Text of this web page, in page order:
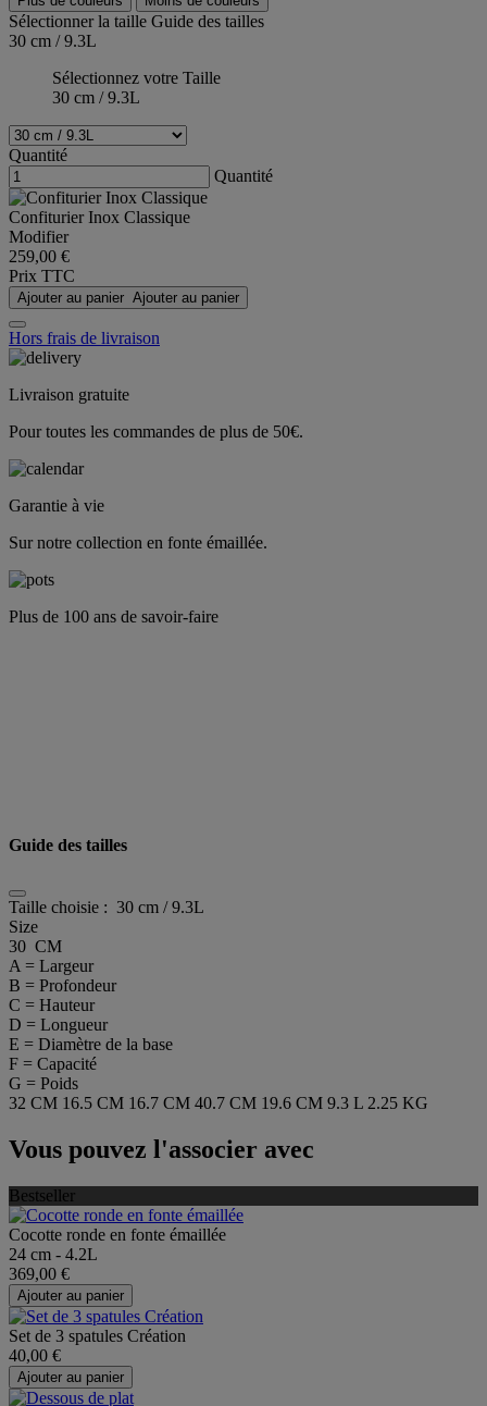
Sélectionner la taille Guide des tailles
30 cm / 9.3L
Sélectionnez votre Taille
30 cm / 9.3L
Quantité
Quantité
Confiturier Inox Classique
Modifier
259,00 €
Prix TTC
Ajouter au panier Ajouter au panier
Hors frais de livraison
Livraison gratuite
Pour toutes les commandes de plus de 50€.
Garantie à vie
Sur notre collection en fonte émaillée.
Plus de 100 ans de savoir-faire
Guide des tailles
Taille choisie : 30 cm / 9.3L
Size
30 CM
A = Largeur
B = Profondeur
C = Hauteur
D = Longueur
E = Diamètre de la base
F = Capacité
G = Poids
32 CM 16.5 CM 16.7 CM 40.7 CM 19.6 CM 9.3 L 2.25 KG
Vous pouvez l'associer avec
Bestseller
Cocotte ronde en fonte émaillée
24 cm - 4.2L
369,00 €
Ajouter au panier
Set de 3 spatules Création
40,00 €
Ajouter au panier